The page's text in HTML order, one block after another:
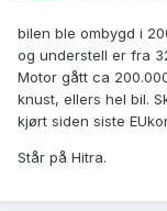
bilen ble ombygd i
og understell er fra
Motor gått ca
knust, ellers hel bil.
kjørt siden siste
Står på Hitra.